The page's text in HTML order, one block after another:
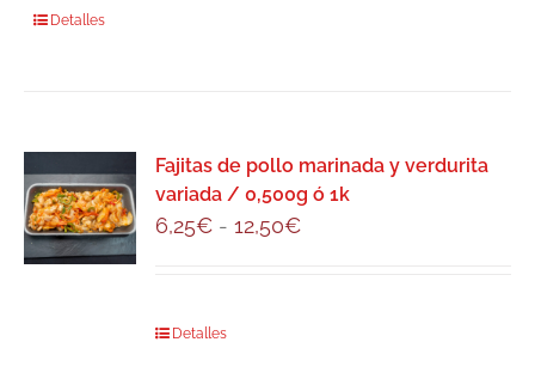
Detalles
Fajitas de pollo marinada y verdurita
variada / 0,500g ó 1k
6,25€ - 12,50€Rango
Este
Detalles